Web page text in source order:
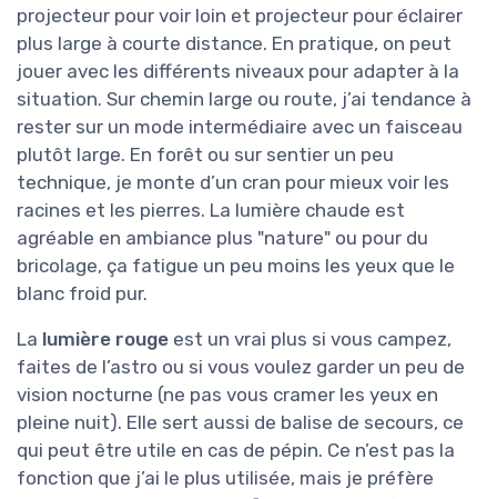
projecteur pour voir loin et projecteur pour éclairer
plus large à courte distance. En pratique, on peut
jouer avec les différents niveaux pour adapter à la
situation. Sur chemin large ou route, j’ai tendance à
rester sur un mode intermédiaire avec un faisceau
plutôt large. En forêt ou sur sentier un peu
technique, je monte d’un cran pour mieux voir les
racines et les pierres. La lumière chaude est
agréable en ambiance plus "nature" ou pour du
bricolage, ça fatigue un peu moins les yeux que le
blanc froid pur.
La lumière rouge est un vrai plus si vous campez,
faites de l’astro ou si vous voulez garder un peu de
vision nocturne (ne pas vous cramer les yeux en
pleine nuit). Elle sert aussi de balise de secours, ce
qui peut être utile en cas de pépin. Ce n’est pas la
fonction que j’ai le plus utilisée, mais je préfère